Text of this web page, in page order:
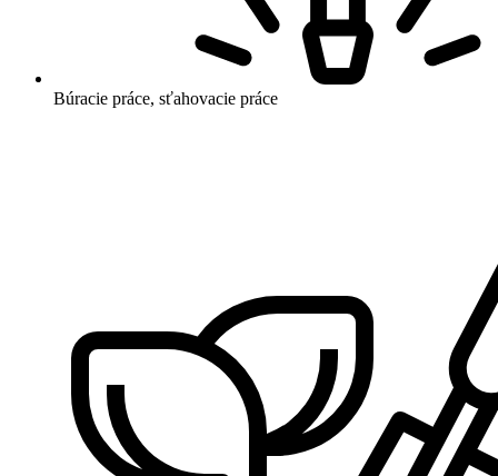
Búracie práce, sťahovacie práce